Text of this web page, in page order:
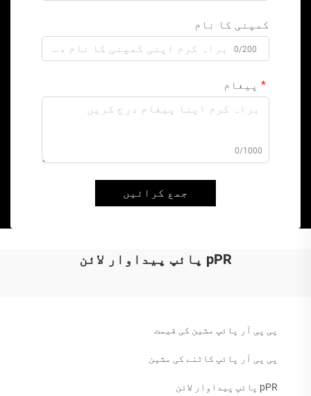
کمپنی کا نام
0/200
پیغام
0/1000
جمع کرائیں
pPR پائپ پیداوار لائن
پی پی آر پائپ مشین کی قیمت
پی پی آر پائپ کاٹنے کی مشین
pPR پائپ پیداوار لائن